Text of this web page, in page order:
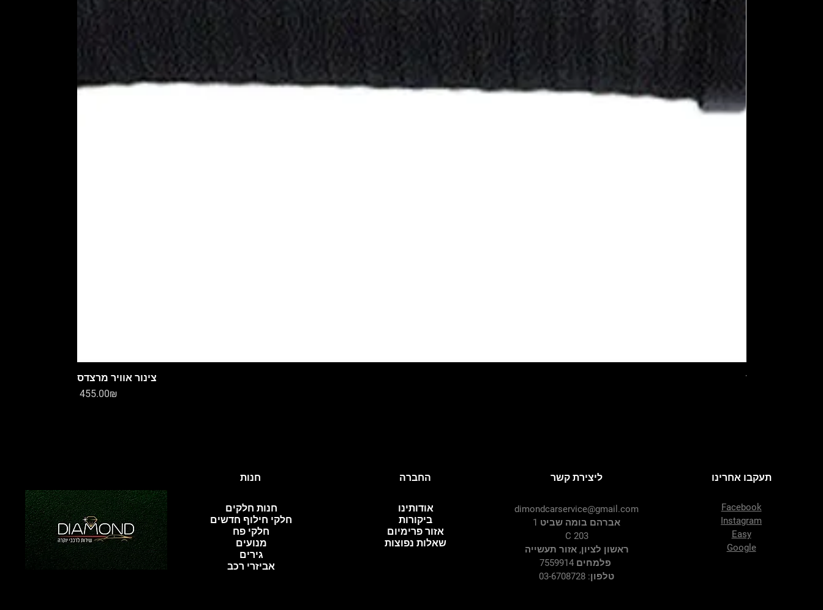
צינור אוויר מרצדס
Price
‏455.00 ‏₪
עיבוי מרצדס
חנות
חנות חלקים
חלקי חילוף חדשים
חלקי פח
מנועים
גירים
אביזרי רכב
החברה
אודותינו
ביקורות
אזור פרימיום
שאלות נפוצות
ליצירת קשר
dimondcarservice@gmail.com
אברהם בומה שביט 1
C 203
ראשון לציון, אזור תעשייה
טלפון: 03-6708728
תעקבו אחרינו
Facebook
Instagram
Easy
Google